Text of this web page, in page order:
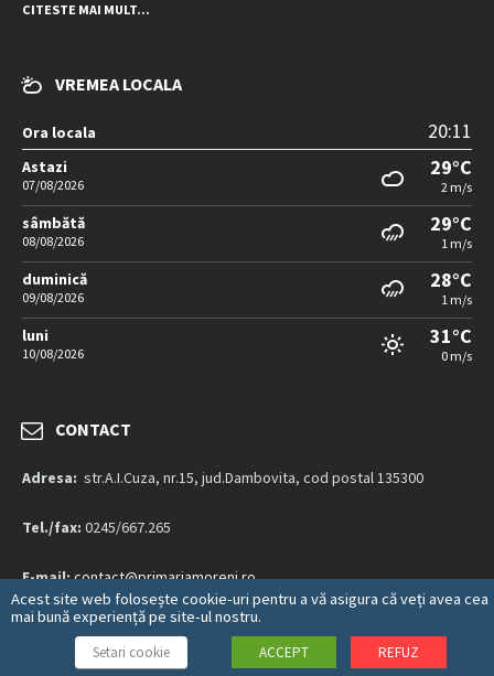
CITESTE MAI MULT...
VREMEA LOCALA
Ora locala 20:11
Astazi
07/08/2026
29°C
2 m/s
sâmbătă
08/08/2026
29°C
1 m/s
duminică
09/08/2026
28°C
1 m/s
luni
10/08/2026
31°C
0 m/s
CONTACT
Adresa: str.A.I.Cuza, nr.15, jud.Dambovita, cod postal 135300
Tel./fax: 0245/667.265
E-mail:contact@primariamoreni.ro
Mai multe detalii…
Acest site web folosește cookie-uri pentru a vă asigura că veți avea cea
mai bună experiență pe site-ul nostru.
Setari cookie ACCEPT REFUZ